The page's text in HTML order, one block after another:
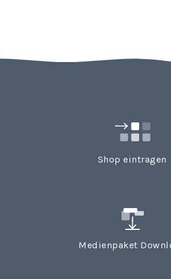
Shop eintragen
Medienpaket